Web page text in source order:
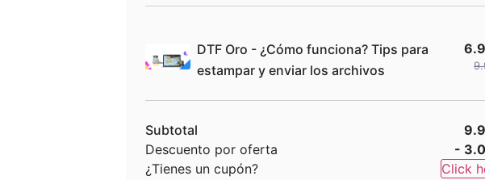
DTF Oro - ¿Cómo funciona? Tips para
estampar y enviar los archivos
Subtotal
Descuento por oferta
-
¿Tienes un cupón?
Click